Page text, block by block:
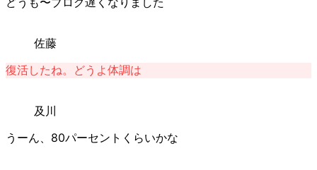
佐藤
復活したね。どうよ体調は
及川
うーん、80パーセントくらいかな